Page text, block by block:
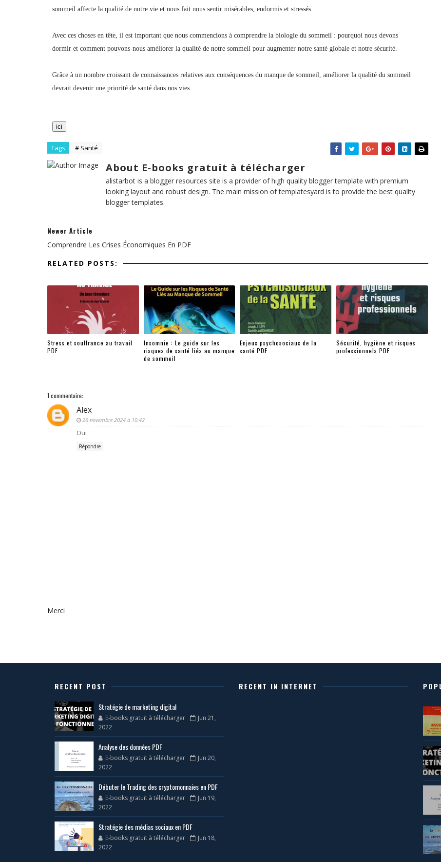
sommeil affecte la qualité de notre vie et nous fait nous sentir misérables, endormis et stressés.
Avec ces choses en tête, il est important que nous commencions à comprendre la biologie du sommeil : pourquoi nous devons
dormir et comment pouvons-nous améliorer la qualité de notre sommeil pour augmenter notre santé globale et notre sécurité.
Grâce à un nombre croissant de connaissances relatives aux conséquences du manque de sommeil, améliorer la qualité du sommeil
devrait devenir une priorité de santé dans nos vies.
ici
Tags # Santé
About E-books gratuit à télécharger
alistarbot is a blogger resources site is a provider of high quality blogger template with premium
looking layout and robust design. The main mission of templatesyard is to provide the best quality
blogger templates.
Newer Article
Comprendre Les Crises Économiques En PDF
RELATED POSTS:
Stress et souffrance au travail
PDF
Insomnie : Le guide sur les
risques de santé liés au manque
de sommeil
Enjeux psychosociaux de la
santé PDF
Sécurité, hygiène et risques
professionnels PDF
1 commentaire:
Alex
26 novembre 2024 à 10:42
Oui
Répondre
Merci
RECENT POST
Stratégie de marketing digital
E-books gratuit à télécharger
Jun 21,
2022
Analyse des données PDF
E-books gratuit à télécharger
Jun 20,
2022
Débuter le Trading des cryptomonnaies en PDF
E-books gratuit à télécharger
Jun 19,
2022
Stratégie des médias sociaux en PDF
E-books gratuit à télécharger
Jun 18,
2022
RECENT IN INTERNET